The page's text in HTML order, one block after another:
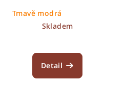
Tmavě modrá
Skladem
Detail